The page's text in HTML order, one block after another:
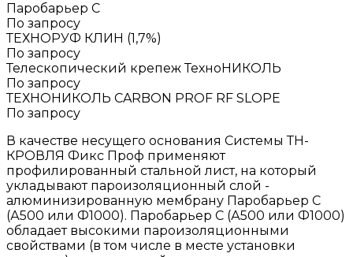
Паробарьер С
По запросу
ТЕХНОРУФ КЛИН (1,7%)
По запросу
Телескопический крепеж ТехноНИКОЛЬ
По запросу
ТЕХНОНИКОЛЬ CARBON PROF RF SLOPE
По запросу
В качестве несущего основания Системы ТН-
КРОВЛЯ Фикс Проф применяют
профилированный стальной лист, на который
укладывают пароизоляционный слой -
алюминизированную мембрану Паробарьер С
(А500 или Ф1000). Паробарьер С (А500 или Ф1000)
обладает высокими пароизоляционными
свойствами (в том числе в месте установки